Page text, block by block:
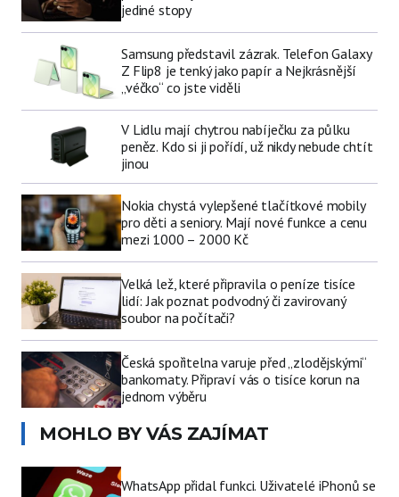
jediné stopy
Samsung představil zázrak. Telefon Galaxy
Z Flip8 je tenký jako papír a Nejkrásnější
„véčko“ co jste viděli
V Lidlu mají chytrou nabíječku za půlku
peněz. Kdo si ji pořídí, už nikdy nebude chtít
jinou
Nokia chystá vylepšené tlačítkové mobily
pro děti a seniory. Mají nové funkce a cenu
mezi 1000 – 2000 Kč
Velká lež, které připravila o peníze tisíce
lidí: Jak poznat podvodný či zavirovaný
soubor na počítači?
Česká spořitelna varuje před „zlodějskými“
bankomaty. Připraví vás o tisíce korun na
jednom výběru
MOHLO BY VÁS ZAJÍMAT
WhatsApp přidal funkci. Uživatelé iPhonů se